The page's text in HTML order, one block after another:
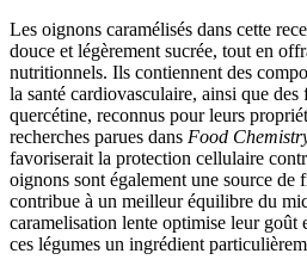
Les oignons caramélisés dans cette
douce et légèrement sucrée, tout en
nutritionnels. Ils contiennent des
la santé cardiovasculaire, ainsi que
quercétine, reconnus pour leurs
recherches parues dans Food
favoriserait la protection cellulaire
oignons sont également une source de
contribue à un meilleur équilibre du
caramelisation lente optimise leur goût
ces légumes un ingrédient